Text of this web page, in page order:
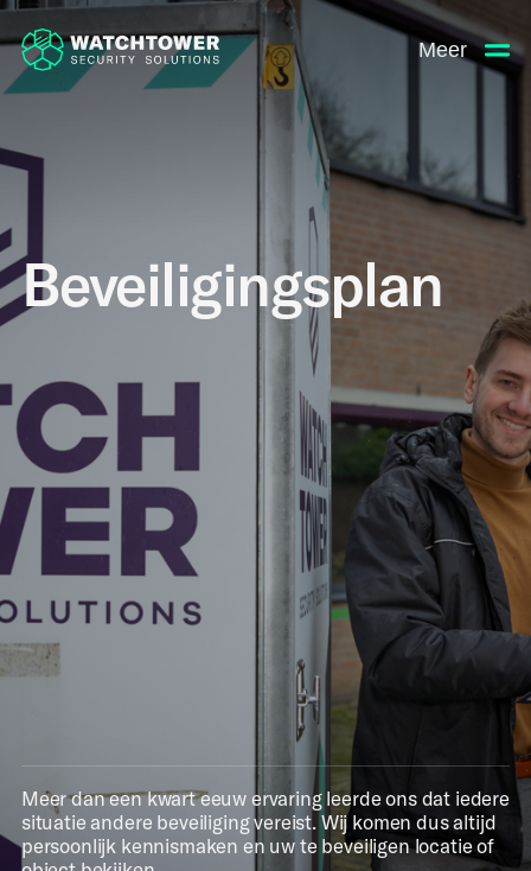
Meer
Beveiligingsplan
Meer dan een kwart eeuw ervaring leerde ons dat iedere
situatie andere beveiliging vereist. Wij komen dus altijd
persoonlijk kennismaken en uw te beveiligen locatie of